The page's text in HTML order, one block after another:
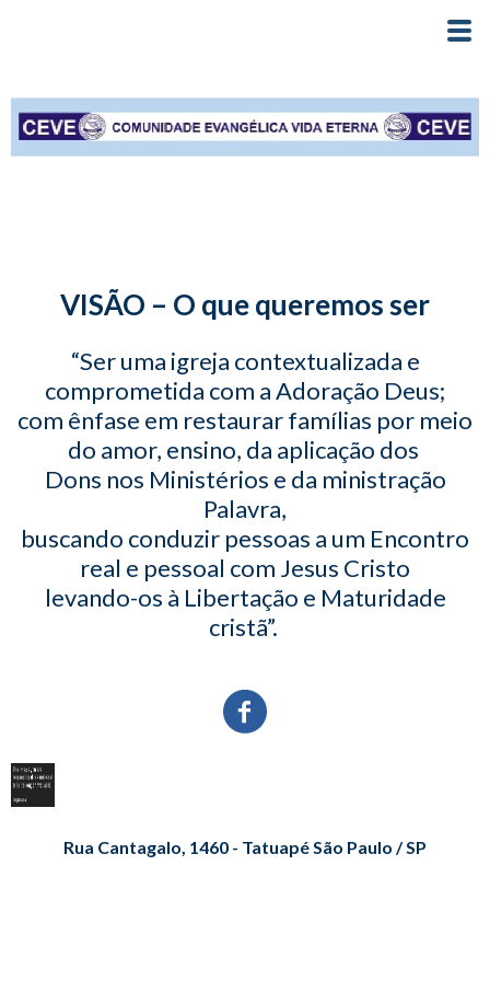
VISÃO – O que queremos ser
“Ser uma igreja contextualizada e
comprometida com a Adoração Deus;
com ênfase em restaurar famílias por meio
do amor, ensino, da aplicação dos
Dons nos Ministérios e da ministração
Palavra,
buscando conduzir pessoas a um Encontro
real e pessoal com Jesus Cristo
levando-os à Libertação e Maturidade
cristã”.
Rua Cantagalo, 1460 - Tatuapé São Paulo / SP